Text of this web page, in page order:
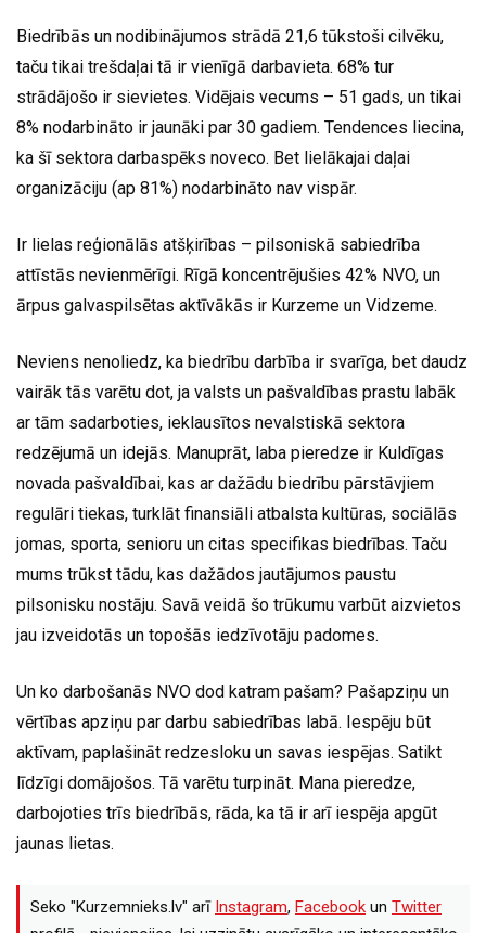
Biedrībās un nodibinājumos strādā 21,6 tūkstoši cilvēku,
taču tikai trešdaļai tā ir vienīgā darbavieta. 68% tur
strādājošo ir sievietes. Vidējais vecums – 51 gads, un tikai
8% nodarbināto ir jaunāki par 30 gadiem. Tendences liecina,
ka šī sektora darbaspēks noveco. Bet lielākajai daļai
organizāciju (ap 81%) nodarbināto nav vispār.
Ir lielas reģionālās atšķirības – pilsoniskā sabiedrība
attīstās nevienmērīgi. Rīgā koncentrējušies 42% NVO, un
ārpus galvaspilsētas aktīvākās ir Kurzeme un Vidzeme.
Neviens nenoliedz, ka biedrību darbība ir svarīga, bet daudz
vairāk tās varētu dot, ja valsts un pašvaldības prastu labāk
ar tām sadarboties, ieklausītos nevalstiskā sektora
redzējumā un idejās. Manuprāt, laba pieredze ir Kuldīgas
novada pašvaldībai, kas ar dažādu biedrību pārstāvjiem
regulāri tiekas, turklāt finansiāli atbalsta kultūras, sociālās
jomas, sporta, senioru un citas specifikas biedrības. Taču
mums trūkst tādu, kas dažādos jautājumos paustu
pilsonisku nostāju. Savā veidā šo trūkumu varbūt aizvietos
jau izveidotās un topošās iedzīvotāju padomes.
Un ko darbošanās NVO dod katram pašam? Pašapziņu un
vērtības apziņu par darbu sabiedrības labā. Iespēju būt
aktīvam, paplašināt redzesloku un savas iespējas. Satikt
līdzīgi domājošos. Tā varētu turpināt. Mana pieredze,
darbojoties trīs biedrībās, rāda, ka tā ir arī iespēja apgūt
jaunas lietas.
Seko "Kurzemnieks.lv" arī Instagram, Facebook un Twitter